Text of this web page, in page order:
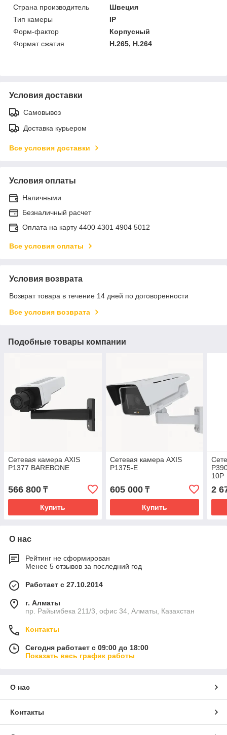
Страна производитель
Швеция
Тип камеры
IP
Форм-фактор
Корпусный
Формат сжатия
H.265, H.264
Условия доставки
Самовывоз
Доставка курьером
Все условия доставки
Условия оплаты
Наличными
Безналичный расчет
Оплата на карту 4400 4301 4904 5012
Все условия оплаты
Условия возврата
Возврат товара в течение 14 дней по договоренности
Все условия возврата
Подобные товары компании
Сетевая камера AXIS
P1377 BAREBONE
566 800 ₸
Купить
Сетевая камера AXIS
P1375-E
605 000₸
Купить
10P
2
О нас
Рейтинг не сформирован
Менее 5 отзывов за последний год
Работает с 27.10.2014
г. Алматы
пр. Райымбека 211/3, офис 34, Алматы, Казахстан
Контакты
Сегодня работает с 09:00 до 18:00
Показать весь график работы
О нас
Контакты